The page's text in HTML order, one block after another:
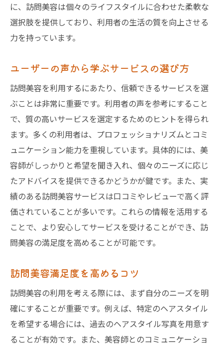
に、訪問美容は個々のライフスタイルに合わせた柔軟な
選択肢を提供しており、利用者の生活の質を向上させる
力を持っています。
ユーザーの声から学ぶサービスの選び方
訪問美容を利用するにあたり、信頼できるサービスを選
ぶことは非常に重要です。利用者の声を参考にすること
で、質の高いサービスを選定するためのヒントを得られ
ます。多くの利用者は、プロフェッショナリズムとコミ
ュニケーション能力を重視しています。具体的には、美
容師がしっかりと希望を聞き入れ、個々のニーズに応じ
たアドバイスを提供できるかどうかが鍵です。また、実
績のある訪問美容サービスは口コミやレビューで高く評
価されていることが多いです。これらの情報を活用する
ことで、より安心してサービスを受けることができ、訪
問美容の満足度を高めることが可能です。
訪問美容満足度を高めるコツ
訪問美容の利用を考える際には、まず自分のニーズを明
確にすることが重要です。例えば、特定のヘアスタイル
を希望する場合には、過去のヘアスタイル写真を用意す
ることが有効です。また、美容師とのコミュニケーショ